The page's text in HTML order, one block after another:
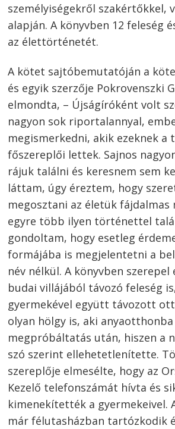
személyiségekről szakértőkkel,
alapján. A könyvben 12 feleség
az élettörténetét.
A kötet sajtóbemutatóján a
és egyik szerzője Pokrovenszki
elmondta, – Újságíróként volt
nagyon sok riportalannyal,
megismerkedni, akik ezeknek a
főszereplői lettek. Sajnos
rájuk találni és keresnem sem
láttam, úgy éreztem, hogy
megosztani az életük fájdalmas
egyre több ilyen történettel
gondoltam, hogy esetleg
formájába is megjelentetni a
név nélkül. A könyvben
budai villájából távozó feleség
gyermekével együtt távozott
olyan hölgy is, aki
megpróbáltatás után, hiszen a
szó szerint ellehetetlenítette.
szereplője elmesélte, hogy az
Kezelő telefonszámát hívta és
kimenekítették a gyermekeivel.
már félutasházban tartózkodik